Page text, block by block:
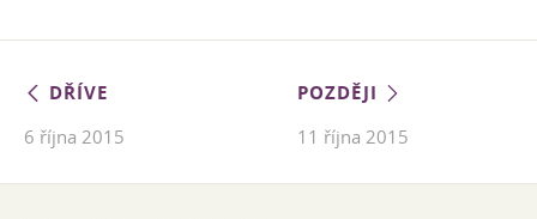
DŘÍVE
6 října 2015
POZDĚJI
11 října 2015